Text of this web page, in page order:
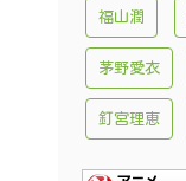
福山潤
茅野愛衣
釘宮理恵